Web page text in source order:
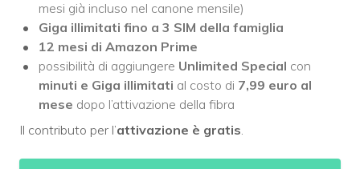
mesi già incluso nel canone mensile)
Giga illimitati fino a 3 SIM della famiglia
12 mesi di Amazon Prime
possibilità di aggiungere Unlimited Special con
minuti e Giga illimitati al costo di 7,99 euro al
mese dopo l’attivazione della fibra
Il contributo per l’attivazione è gratis.